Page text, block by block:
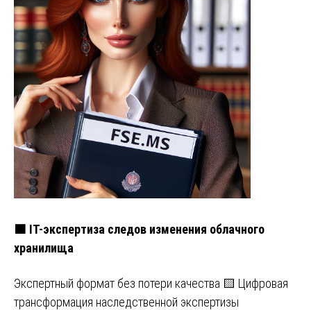
🟧 IT-экспертиза следов изменения облачного
хранилища
Экспертный формат без потери качества 🟨 Цифровая
трансформация наследственной экспертизы